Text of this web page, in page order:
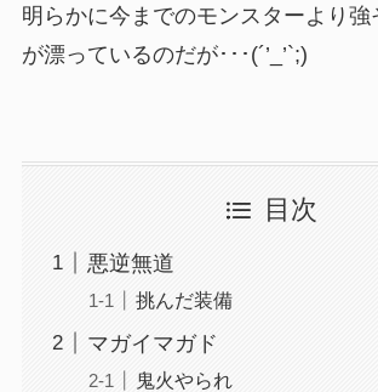
明らかに今までのモンスターより強
が漂っているのだが･･･(´’_’`;)
目次
悪逆無道
挑んだ装備
マガイマガド
鬼火やられ